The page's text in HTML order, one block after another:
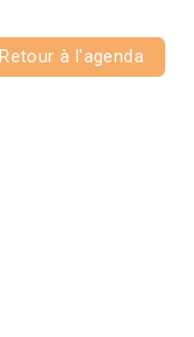
Retour à l'agenda